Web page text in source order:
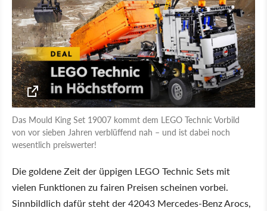
Das Mould King Set 19007 kommt dem LEGO Technic Vorbild
von vor sieben Jahren verblüffend nah – und ist dabei noch
wesentlich preiswerter!
Die goldene Zeit der üppigen LEGO Technic Sets mit
vielen Funktionen zu fairen Preisen scheinen vorbei.
Sinnbildlich dafür steht der 42043 Mercedes-Benz Arocs,